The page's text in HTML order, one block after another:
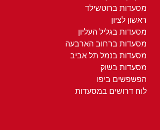
מסעדות ברוטשילד
ראשון לציון
מסעדות בגליל העליון
מסעדות ברחוב הארבעה
מסעדות בנמל תל אביב
מסעדות בשוק
הפשפשים ביפו
לוח דרושים במסעדות